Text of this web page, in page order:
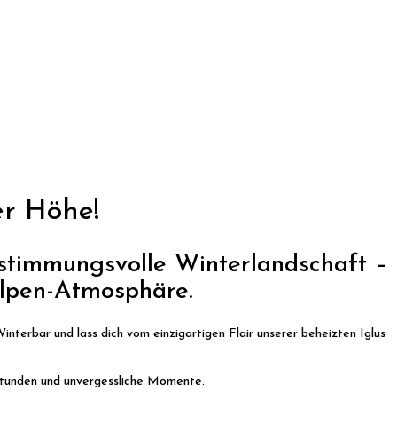
Höhe!
Winterlandschaft –
Atmosphäre.
und lass dich vom einzigartigen Flair unserer beheizten Iglus
und unvergessliche Momente.